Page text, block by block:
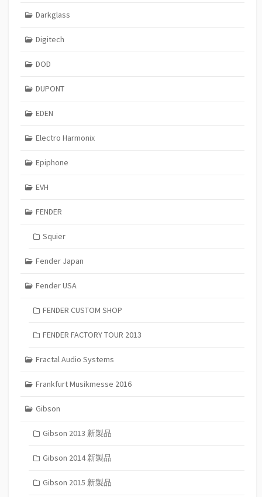
Darkglass
Digitech
DOD
DUPONT
EDEN
Electro Harmonix
Epiphone
EVH
FENDER
Squier
Fender Japan
Fender USA
FENDER CUSTOM SHOP
FENDER FACTORY TOUR 2013
Fractal Audio Systems
Frankfurt Musikmesse 2016
Gibson
Gibson 2013 新製品
Gibson 2014 新製品
Gibson 2015 新製品